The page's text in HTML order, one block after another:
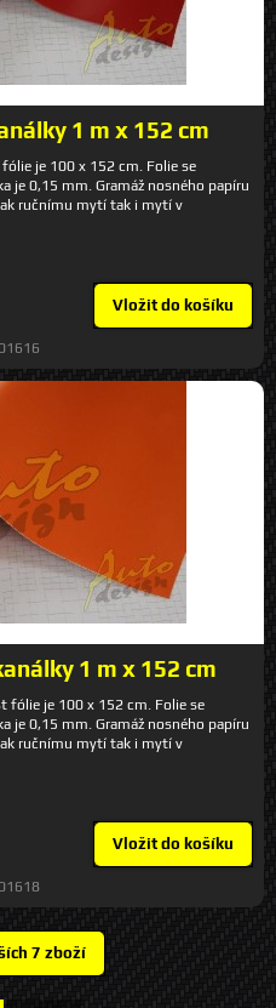
1 m x 152 cm
je 100 x 152 cm. Folie se
je 0,15 mm. Gramáž nosného papíru
ručnímu mytí tak i mytí v
Vložit do košíku
1 m x 152 cm
fólie je 100 x 152 cm. Folie se
je 0,15 mm. Gramáž nosného papíru
ručnímu mytí tak i mytí v
Vložit do košíku